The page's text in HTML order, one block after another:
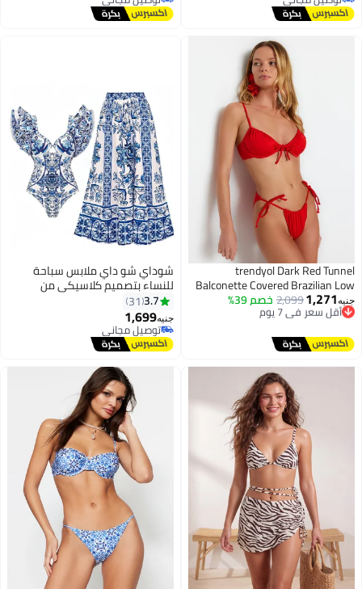
#5 في أطقم البيكيني #4 في أطقم البيكيني
trendyol Dark Red Tunnel
Balconette Covered Brazilian Low
Waist Bikini Set Tbess22Bt0021
جنيه1,271
2,099خصم 39% أقل سعر في 7 يوم
توصيل مجاني
أقل سعر في 7 يوم 20
شوداي شو داي ملابس سباحة
للنساء بتصميم كلاسيكي من
قطعتين مع كاش مايوه قطعة
واحدة مشدود طويل للحماية من
أشعة الشمس مبطن للتحكم في
منطقة البطن مناسب للسباحة
والعطلات على البحر الأحمر من
3.7
31
جنيه1,699
توصيل مجاني
توصيل مجاني